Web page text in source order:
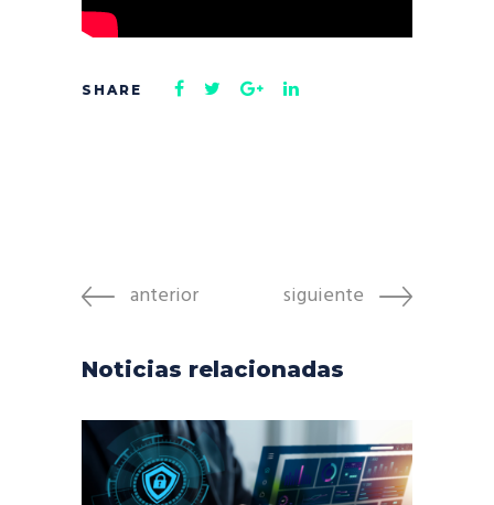
anterior siguiente
Noticias relacionadas